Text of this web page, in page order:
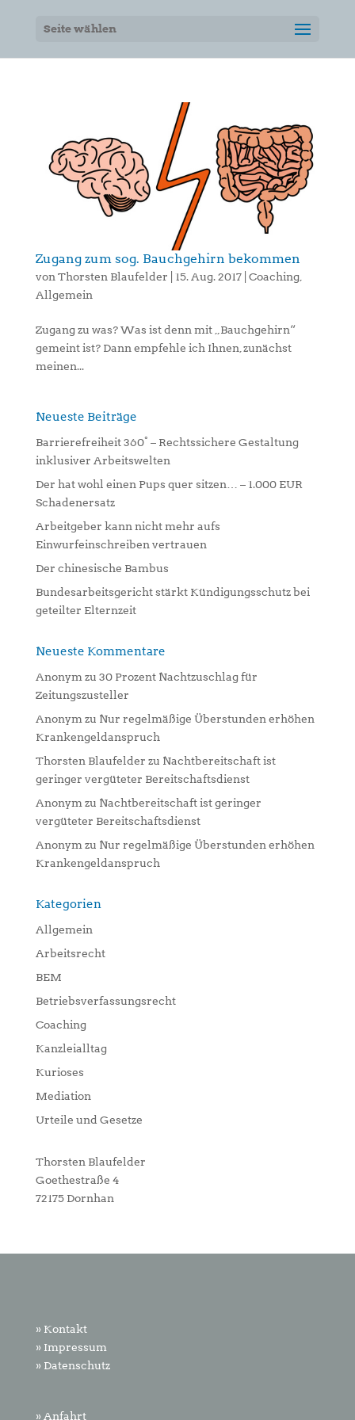
Seite wählen
Zugang zum sog. Bauchgehirn bekommen
von Thorsten Blaufelder 15. Aug. 2017| Coaching
Allgemein
Zugang zu was? Was ist denn mit „Bauchgehirn“
gemeint ist? Dann empfehle ich Ihnen, zunächst
meinen...
Neueste Beiträge
Barrierefreiheit 360° – Rechtssichere Gestaltung
inklusiver Arbeitswelten
Der hat wohl einen Pups quer sitzen… – 1.000 EUR
Schadenersatz
Arbeitgeber kann nicht mehr aufs
Einwurfeinschreiben vertrauen
Der chinesische Bambus
Bundesarbeitsgericht stärkt Kündigungsschutz bei
geteilter Elternzeit
Neueste Kommentare
Anonym zu 30 Prozent Nachtzuschlag für
Zeitungszusteller
Anonym zu Nur regelmäßige Überstunden erhöhen
Krankengeldanspruch
Thorsten Blaufelder zu Nachtbereitschaft ist
geringer vergüteter Bereitschaftsdienst
Anonym zu Nachtbereitschaft ist geringer
vergüteter Bereitschaftsdienst
Anonym zu Nur regelmäßige Überstunden erhöhen
Krankengeldanspruch
Kategorien
Allgemein
Arbeitsrecht
BEM
Betriebsverfassungsrecht
Coaching
Kanzleialltag
Kurioses
Mediation
Urteile und Gesetze
Thorsten Blaufelder
Goethestraße 4
72175 Dornhan
» Kontakt
» Impressum
» Datenschutz
» Anfahrt